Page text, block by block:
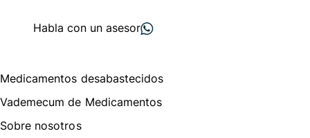
Habla con un asesor
Medicamentos desabastecidos
Vademecum de Medicamentos
Sobre nosotros